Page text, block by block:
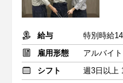
給与
雇用形態
アルバイ
シフト
週3日以上